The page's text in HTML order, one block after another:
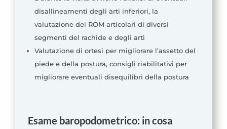
disallineamenti degli arti inferiori, la
valutazione dei ROM articolari di diversi
segmenti del rachide e degli arti
Valutazione di ortesi per migliorare l’assetto del
piede e della postura, consigli riabilitativi per
migliorare eventuali disequilibri della postura
Esame baropodometrico: in cosa